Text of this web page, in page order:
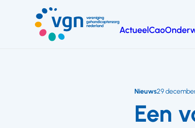
hoofdinhoud
ActueelCao
Een
Nieuws29